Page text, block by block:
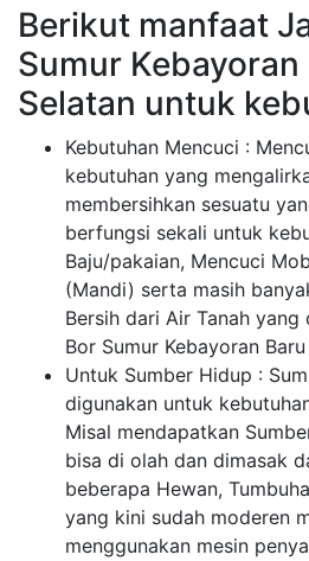
Berikut manfaat
Sumur
Selatan untuk
Kebutuhan Mencuci :
kebutuhan yang
membersihkan sesuatu
berfungsi sekali untuk
Baju/pakaian, Mencuci
(Mandi) serta masih
Bersih dari Air Tanah
Bor Sumur Kebayoran
Untuk Sumber Hidup :
digunakan untuk
Misal mendapatkan
bisa di olah dan dimasak
beberapa Hewan,
yang kini sudah moderen
menggunakan mesin